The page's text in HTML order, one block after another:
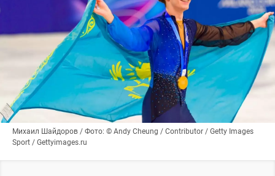
Михаил Шайдоров / Фото: © Andy Cheung / Contributor / Getty Images
Sport / Gettyimages.ru